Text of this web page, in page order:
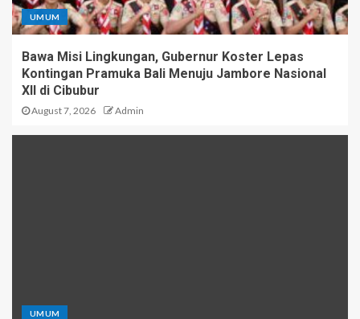
UMUM
Bawa Misi Lingkungan, Gubernur Koster Lepas
Kontingan Pramuka Bali Menuju Jambore Nasional
XII di Cibubur
August 7, 2026 Admin
UMUM